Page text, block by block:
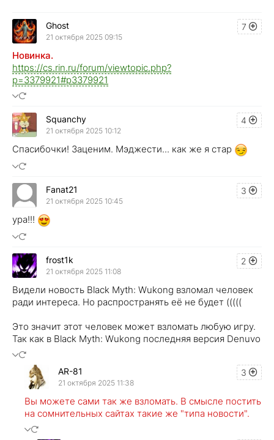
7
Ghost
21 октября 2025 09:15
Новинка.
https://cs.rin.ru/forum/viewtopic.php?
p=3379921#p3379921
4
Squanchy
21 октября 2025 10:12
Спасибочки! Заценим. Мэджести... как же я стар
3
Fanat21
21 октября 2025 10:45
ура!!!
2
frost1k
21 октября 2025 11:08
Видели новость Black Myth: Wukong взломал человек
ради интереса. Но распространять её не будет (((((
Это значит этот человек может взломать любую игру.
Так как в Black Myth: Wukong последняя версия Denuvo
3
AR-81
21 октября 2025 11:38
Вы можете сами так же взломать. В смысле постить
на сомнительных сайтах такие же "типа новости".